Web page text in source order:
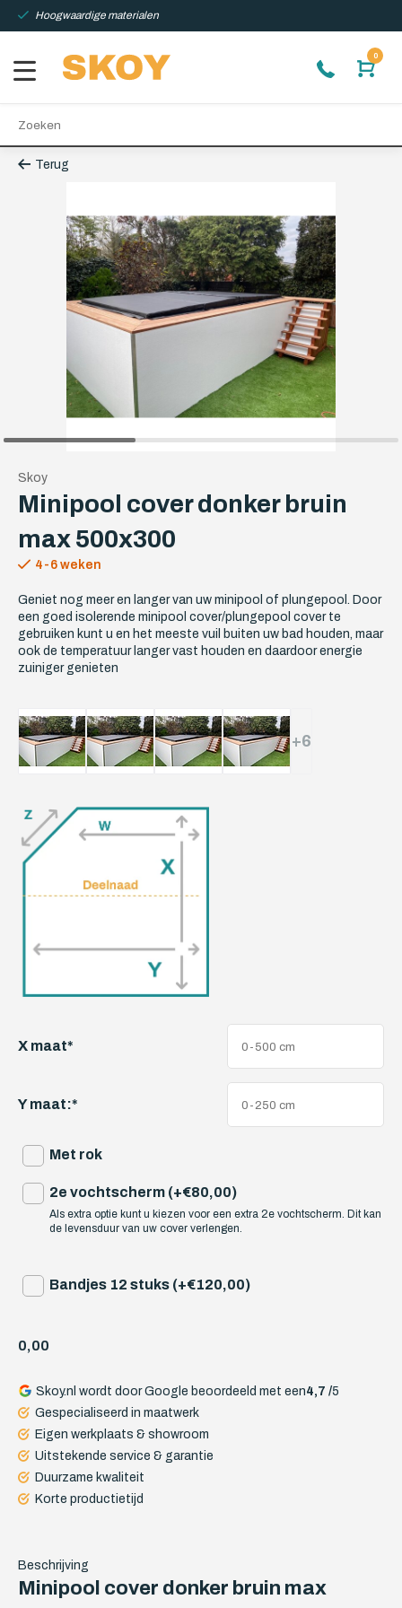
Hoogwaardige materialen
0
Terug
Skoy
Minipool cover donker bruin
max 500x300
4-6 weken
Geniet nog meer en langer van uw minipool of plungepool. Door
een goed isolerende minipool cover/plungepool cover te
gebruiken kunt u en het meeste vuil buiten uw bad houden, maar
ook de temperatuur langer vast houden en daardoor energie
zuiniger genieten
+6
X maat*
Y maat:*
Met rok
2e vochtscherm (+€80,00)
Als extra optie kunt u kiezen voor een extra 2e vochtscherm. Dit kan
de levensduur van uw cover verlengen.
Bandjes 12 stuks (+€120,00)
0,00
Skoy.nl wordt door Google beoordeeld met een4,7 /5
Gespecialiseerd in maatwerk
Eigen werkplaats & showroom
Uitstekende service & garantie
Duurzame kwaliteit
Korte productietijd
Beschrijving
Minipool cover donker bruin max